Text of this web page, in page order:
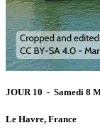
JOUR 10 - Samedi 8
Le Havre, France